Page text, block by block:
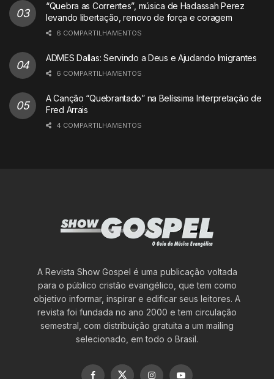
“Quebra as Correntes”, música de Hadassah Perez
levando libertação, renovo de força e coragem
6 COMPARTILHAMENTOS
ADMES Dallas: Servindo a Deus e Ajudando Imigrantes
6 COMPARTILHAMENTOS
A Canção “Quebrantado” na Belíssima Interpretação de
Fred Arrais
4 COMPARTILHAMENTOS
A Revista Show Gospel é uma publicação voltada
para o público cristão evangélico, que tem como
objetivo informar, inspirar e edificar seus leitores. A
revista foi fundada no ano 2000 e tem circulação
semestral, com distribuição gratuita a um mailing
selecionado, em todo o Brasil.